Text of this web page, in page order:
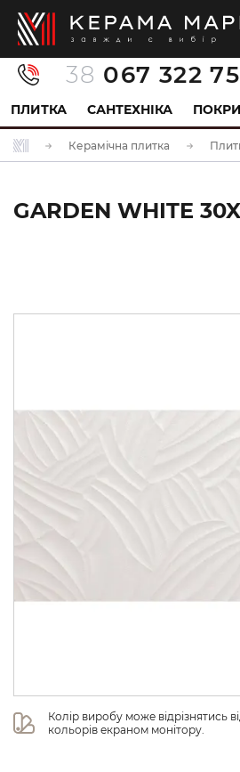
38 067 322
ПЛИТКА САНТЕХНІКА
Керамічна плитка
GARDEN WHITE
Колір виробу може відрізнятись
кольорів екраном монітору.